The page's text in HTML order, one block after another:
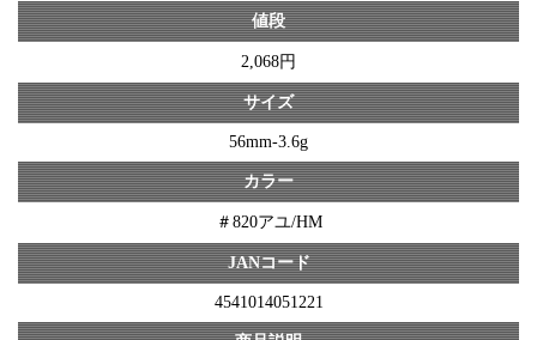
値段
2,068円
サイズ
56mm-3.6g
カラー
＃820アユ/HM
JANコード
4541014051221